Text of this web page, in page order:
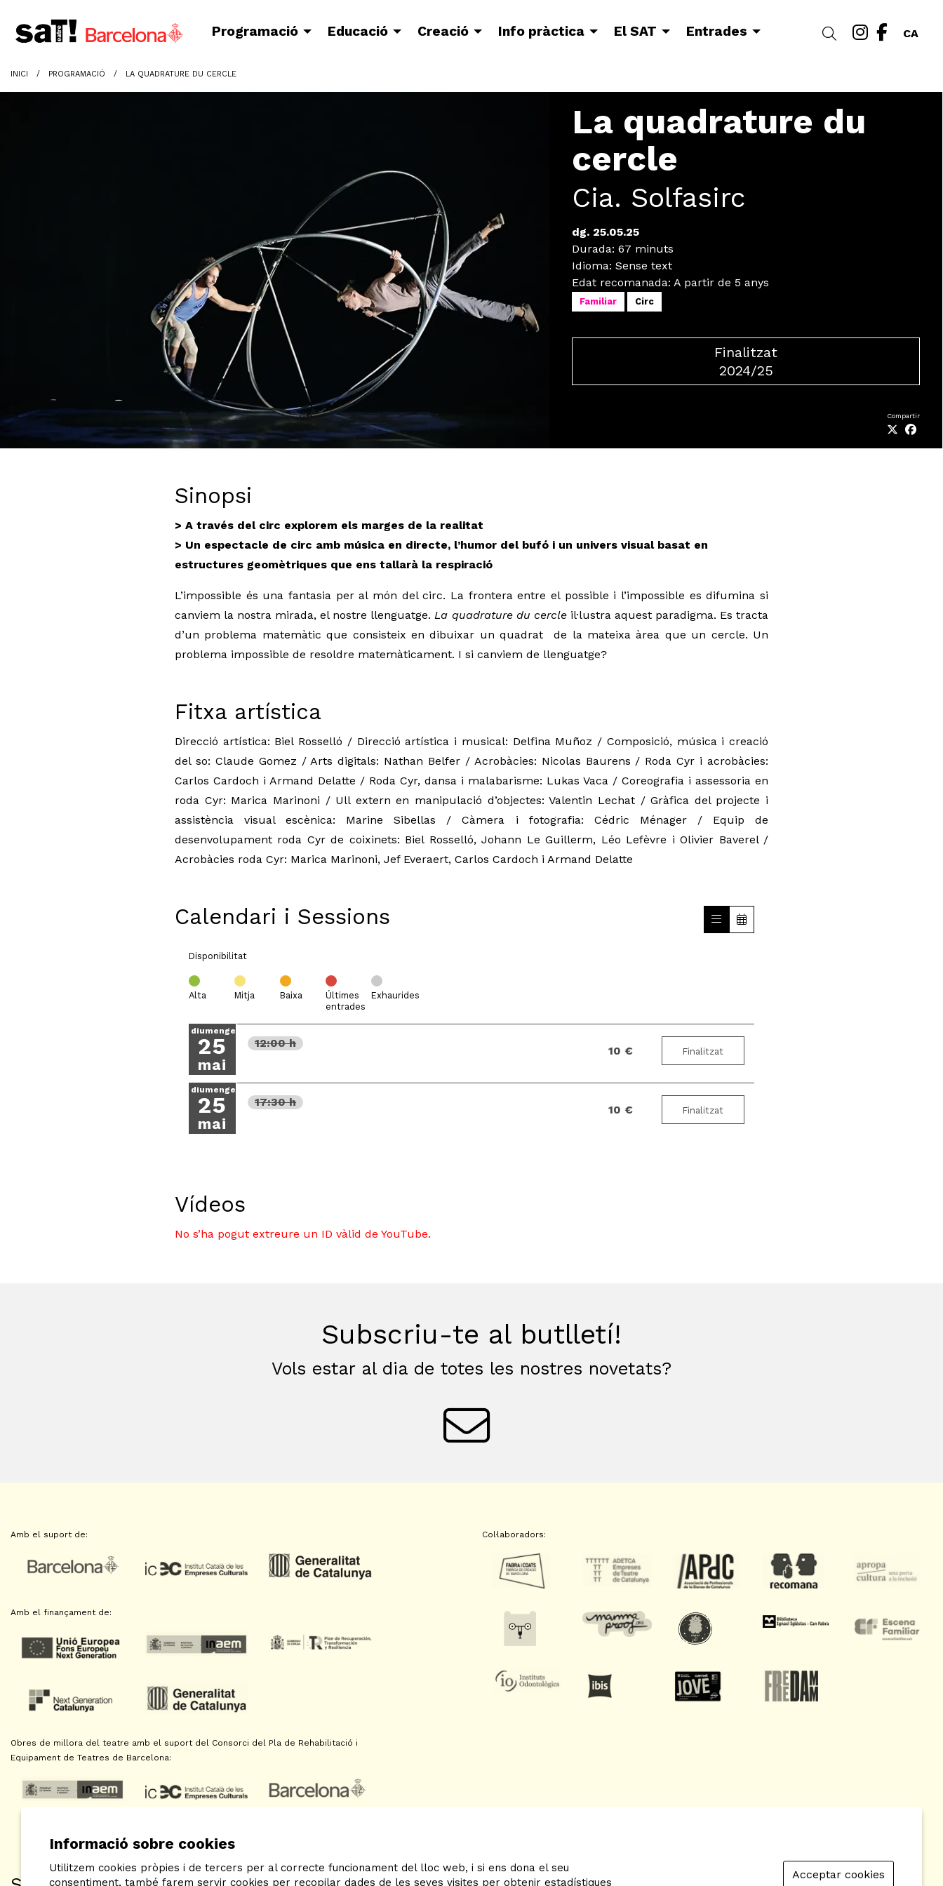
CA
Link a
Link
Cercar
Programació Educació Creació Info pràctica El SAT Entrades
INICI PROGRAMACIÓ LA QUADRATURE DU CERCLE
La quadrature du
cercle
Cia. Solfasirc
dg. 25.05.25
Durada: 67 minuts
Idioma: Sense text
Edat recomanada: A partir de 5 anys
Familiar Circ
Finalitzat
2024/25
Compartir
Sinopsi
> A través del circ explorem els marges de la realitat
> Un espectacle de circ amb música en directe, l’humor del bufó i un univers visual basat en
estructures geomètriques que ens tallarà la respiració
L’impossible és una fantasia per al món del circ. La frontera entre el possible i l’impossible es difumina si
canviem la nostra mirada, el nostre llenguatge. La quadrature du cercle il·lustra aquest paradigma. Es tracta
d’un problema matemàtic que consisteix en dibuixar un quadrat  de la mateixa àrea que un cercle. Un
problema impossible de resoldre matemàticament. I si canviem de llenguatge?
Fitxa artística
Direcció artística: Biel Rosselló / Direcció artística i musical: Delfina Muñoz / Composició, música i creació
del so: Claude Gomez / Arts digitals: Nathan Belfer / Acrobàcies: Nicolas Baurens / Roda Cyr i acrobàcies:
Carlos Cardoch i Armand Delatte / Roda Cyr, dansa i malabarisme: Lukas Vaca / Coreografia i assessoria en
roda Cyr: Marica Marinoni / Ull extern en manipulació d’objectes: Valentin Lechat / Gràfica del projecte i
assistència visual escènica: Marine Sibellas / Càmera i fotografia: Cédric Ménager / Equip de
desenvolupament roda Cyr de coixinets: Biel Rosselló, Johann Le Guillerm, Léo Lefèvre i Olivier Baverel /
Acrobàcies roda Cyr: Marica Marinoni, Jef Everaert, Carlos Cardoch i Armand Delatte
Calendari i Sessions
Disponibilitat
Alta Mitja Baixa
Últimes
entrades
Exhaurides
diumenge
25
mai
12:00 h
10 € Finalitzat
diumenge
25
mai
17:30 h
10 € Finalitzat
Vídeos
No s’ha pogut extreure un ID vàlid de YouTube.
Subscriu-te al butlletí!
Vols estar al dia de totes les nostres novetats?
Amb el suport de:
Amb el finançament de:
Obres de millora del teatre amb el suport del Consorci del Pla de Rehabilitació i
Equipament de Teatres de Barcelona:
Col·laboradors:
Sitemap | Avís Legal | Política de privacitat
Informació sobre cookies
Utilitzem cookies pròpies i de tercers per al correcte funcionament del lloc web, i si ens dona el seu
consentiment, també farem servir cookies per recopilar dades de les seves visites per obtenir estadístiques
Acceptar cookies